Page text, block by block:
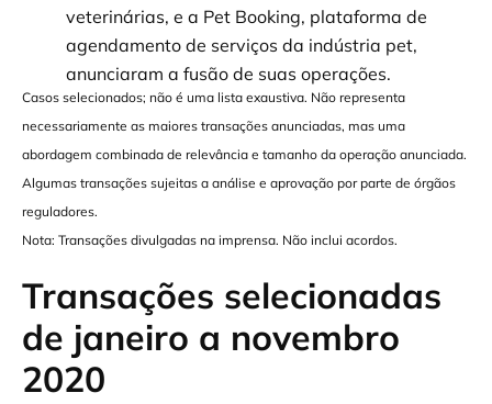
veterinárias, e a Pet Booking, plataforma de
agendamento de serviços da indústria pet,
anunciaram a fusão de suas operações.
Casos selecionados; não é uma lista exaustiva. Não representa
necessariamente as maiores transações anunciadas, mas uma
abordagem combinada de relevância e tamanho da operação anunciada.
Algumas transações sujeitas a análise e aprovação por parte de órgãos
reguladores.
Nota: Transações divulgadas na imprensa. Não inclui acordos.
Transações selecionadas
de janeiro a novembro
2020